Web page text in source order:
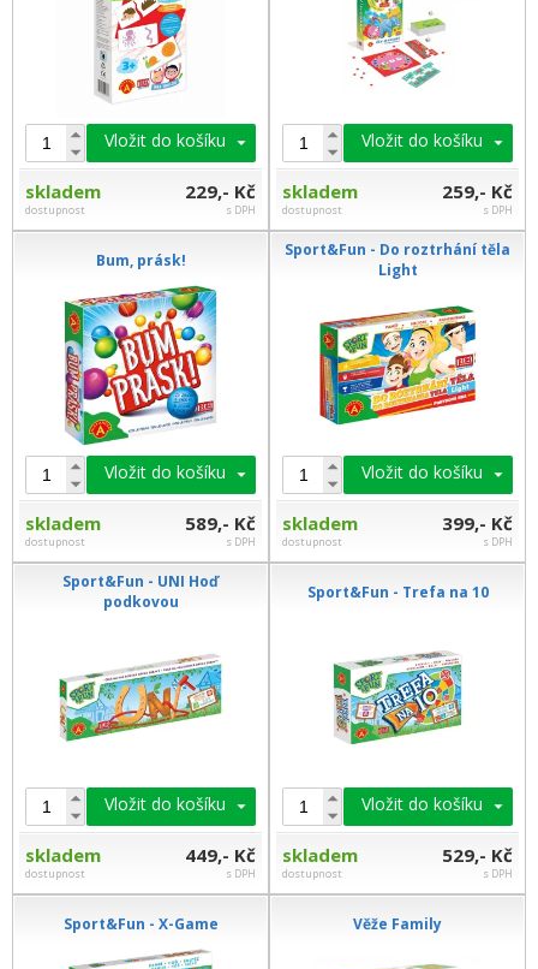
Vložit do košíku
skladem
dostupnost
229,- Kč
s DPH
Vložit do košíku
skladem
dostupnost
259,- Kč
s DPH
Bum, prásk!
Vložit do košíku
skladem
dostupnost
589,- Kč
s DPH
Sport&Fun - Do roztrhání těla
Light
Vložit do košíku
skladem
dostupnost
399,- Kč
s DPH
Sport&Fun - UNI Hoď
podkovou
Vložit do košíku
skladem
dostupnost
449,- Kč
s DPH
Sport&Fun - Trefa na 10
Vložit do košíku
skladem
dostupnost
529,- Kč
s DPH
Sport&Fun - X-Game Věže Family